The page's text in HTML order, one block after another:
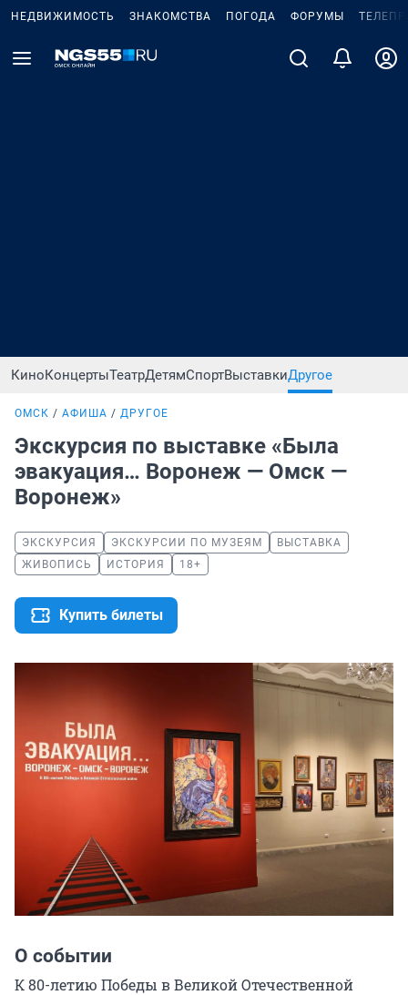
НЕДВИЖИМОСТЬ ЗНАКОМСТВА ПОГОДА ФОРУМЫ
КиноКонцертыТеатрДетямСпортВыставкиДругое
ОМСК АФИША ДРУГОЕ
Экскурсия по выставке «Была
эвакуация… Воронеж — Омск —
Воронеж»
ЭКСКУРСИЯ ЭКСКУРСИИ ПО МУЗЕЯМ
ВЫСТАВКА
ЖИВОПИСЬ
ИСТОРИЯ 18+
Купить билеты
О событии
К 80-летию Победы в Великой Отечественной